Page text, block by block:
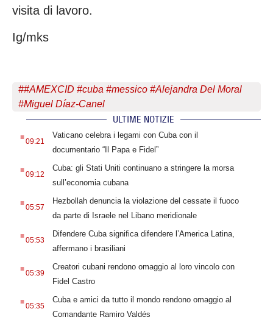
visita di lavoro.
Ig/mks
##AMEXCID #cuba #messico #Alejandra Del Moral
#Miguel Díaz-Canel
ULTIME NOTIZIE
.09:21
Vaticano celebra i legami con Cuba con il
documentario “Il Papa e Fidel”
.09:12
Cuba: gli Stati Uniti continuano a stringere la morsa
sull’economia cubana
.05:57
Hezbollah denuncia la violazione del cessate il fuoco
da parte di Israele nel Libano meridionale
.05:53
Difendere Cuba significa difendere l’America Latina,
affermano i brasiliani
.05:39
Creatori cubani rendono omaggio al loro vincolo con
Fidel Castro
.05:35
Cuba e amici da tutto il mondo rendono omaggio al
Comandante Ramiro Valdés